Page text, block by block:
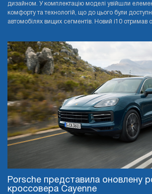
дизайном. У комплектацію моделі увійшли
комфорту та технологій, що до цього були
автомобілях вищих сегментів. Новий i10 отримав
Porsche представила оновлену
кроссовера Cayenne